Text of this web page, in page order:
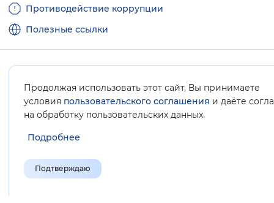
Продолжая использовать этот сайт, Вы принимаете
условия пользовательского соглашения и даёте
на обработку пользовательских данных.
Подробнее
Подтверждаю
Противодействие коррупции
Полезные ссылки
Карта сайта